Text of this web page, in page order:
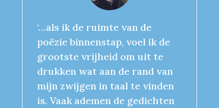
‘…als ik de ruimte van de
poëzie binnenstap, voel ik de
grootste vrijheid om uit te
drukken wat aan de rand van
mijn zwijgen in taal te vinden
is. Vaak ademen de gedichten